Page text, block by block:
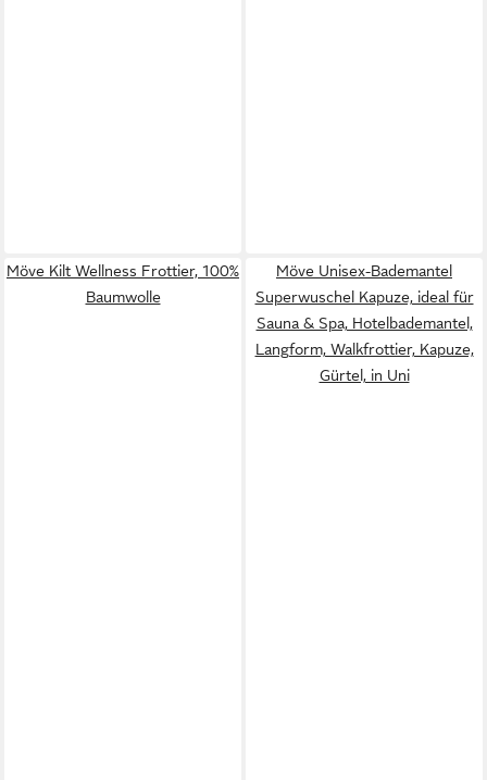
Möve Kilt Wellness Frottier, 100%
Baumwolle
Möve Unisex-Bademantel
Superwuschel Kapuze, ideal für
Sauna & Spa, Hotelbademantel,
Langform, Walkfrottier, Kapuze,
Gürtel, in Uni